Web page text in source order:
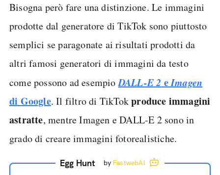
Bisogna però fare una distinzione. Le immagini
prodotte dal generatore di TikTok sono piuttosto
semplici se paragonate ai risultati prodotti da
altri famosi generatori di immagini da testo
come possono ad esempioDALL-E 2 eImagen
di Google. Il filtro di TikTokproduce immagini
astratte, mentre Imagen e DALL-E 2 sono in
grado di creare immagini fotorealistiche.
Egg Hunt by FastwebAI